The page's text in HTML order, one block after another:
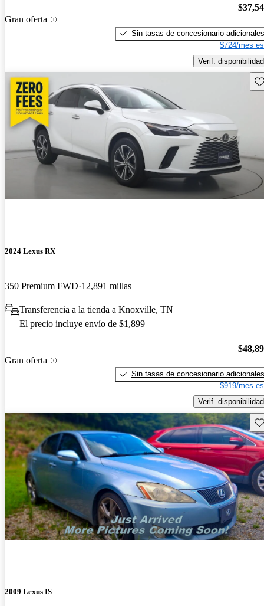
Gran oferta
Sin tasas de concesionario adicionales
$724/mes
Verif. disponibilidad
2024 Lexus RX
350 Premium FWD 12,891 millas
Transferencia a la tienda a Knoxville, TN
El precio incluye envío de $1,899
Gran oferta
Sin tasas de concesionario adicionales
$919/mes
Verif. disponibilidad
2009 Lexus IS